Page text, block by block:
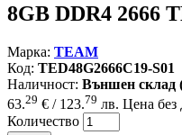
8GB DDR4 2666
Марка: TEAM
Код: TED48G2666C19-S01
Наличност: Външен склад
63.29 € / 123.79 лв. Цена
Количество